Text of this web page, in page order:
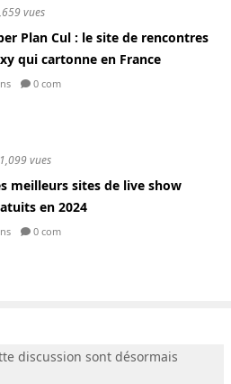
vues
Plan Cul : le site de rencontres
qui cartonne en France
0 com
vues
meilleurs sites de live show
en 2024
0 com
discussion sont désormais